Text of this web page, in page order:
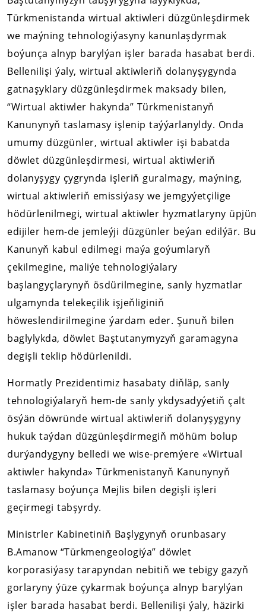
Türkmenistanda wirtual aktiwleri düzgünleşdirmek
we maýning tehnologiýasyny kanunlaşdyrmak
boýunça alnyp barylýan işler barada hasabat berdi.
Bellenilişi ýaly, wirtual aktiwleriň dolanyşygynda
gatnaşyklary düzgünleşdirmek maksady bilen,
“Wirtual aktiwler hakynda” Türkmenistanyň
Kanunynyň taslamasy işlenip taýýarlanyldy. Onda
umumy düzgünler, wirtual aktiwler işi babatda
döwlet düzgünleşdirmesi, wirtual aktiwleriň
dolanyşygy çygrynda işleriň guralmagy, maýning,
wirtual aktiwleriň emissiýasy we jemgyýetçilige
hödürlenilmegi, wirtual aktiwler hyzmatlaryny üpjün
edijiler hem-de jemleýji düzgünler beýan edilýär. Bu
Kanunyň kabul edilmegi maýa goýumlaryň
çekilmegine, maliýe tehnologiýalary
başlangyçlarynyň ösdürilmegine, sanly hyzmatlar
ulgamynda telekeçilik işjeňliginiň
höweslendirilmegine ýardam eder. Şunuň bilen
baglylykda, döwlet Baştutanymyzyň garamagyna
degişli teklip hödürlenildi.
Hormatly Prezidentimiz hasabaty diňläp, sanly
tehnologiýalaryň hem-de sanly ykdysadyýetiň çalt
ösýän döwründe wirtual aktiwleriň dolanyşygyny
hukuk taýdan düzgünleşdirmegiň möhüm bolup
durýandygyny belledi we wise-premýere «Wirtual
aktiwler hakynda» Türkmenistanyň Kanunynyň
taslamasy boýunça Mejlis bilen degişli işleri
geçirmegi tabşyrdy.
Ministrler Kabinetiniň Başlygynyň orunbasary
B.Amanow “Türkmengeologiýa” döwlet
korporasiýasy tarapyndan nebitiň we tebigy gazyň
gorlaryny ýüze çykarmak boýunça alnyp barylýan
işler barada hasabat berdi. Bellenilişi ýaly, häzirki